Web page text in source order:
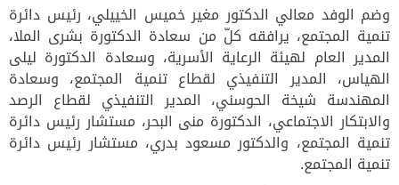
وضم الوفد معالي الدكتور مغير خميس الخييلي، رئيس دائرة
تنمية المجتمع، يرافقه كلّ من سعادة الدكتورة بشرى الملا،
المدير العام لهيئة الرعاية الأسرية، وسعادة الدكتورة ليلى
الهياس، المدير التنفيذي لقطاع تنمية المجتمع، وسعادة
المهندسة شيخة الحوسني، المدير التنفيذي لقطاع الرصد
والابتكار الاجتماعي، الدكتورة منى البحر، مستشار رئيس دائرة
تنمية المجتمع، والدكتور مسعود بدري، مستشار رئيس دائرة
تنمية المجتمع.